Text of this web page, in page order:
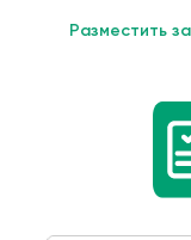
Разместить